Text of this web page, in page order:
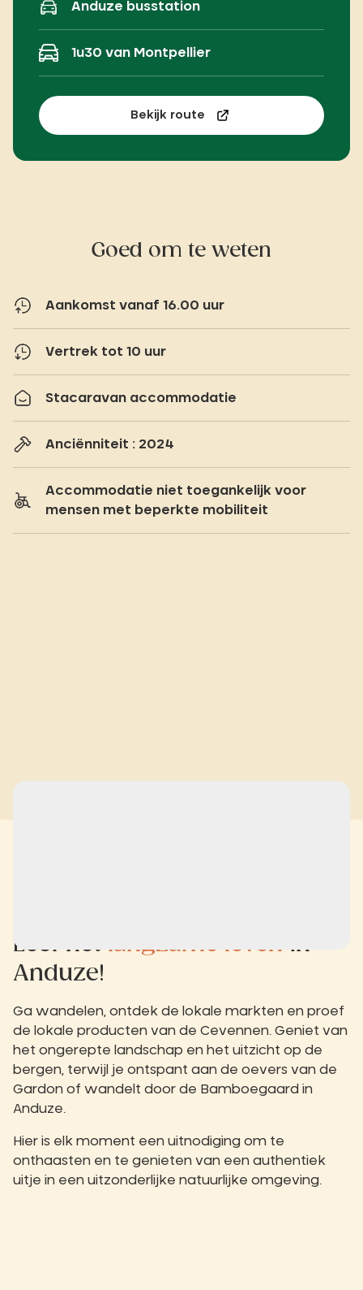
Anduze busstation
1u30 van Montpellier
Bekijk route
Goed om te weten
Aankomst vanaf 16.00 uur
Vertrek tot 10 uur
Stacaravan accommodatie
Anciënniteit : 2024
Accommodatie niet toegankelijk voor
mensen met beperkte mobiliteit
Leef het langzame leven in
Anduze!
Ga wandelen, ontdek de lokale markten en proef
de lokale producten van de Cevennen. Geniet van
het ongerepte landschap en het uitzicht op de
bergen, terwijl je ontspant aan de oevers van de
Gardon of wandelt door de Bamboegaard in
Anduze.
Hier is elk moment een uitnodiging om te
onthaasten en te genieten van een authentiek
uitje in een uitzonderlijke natuurlijke omgeving.